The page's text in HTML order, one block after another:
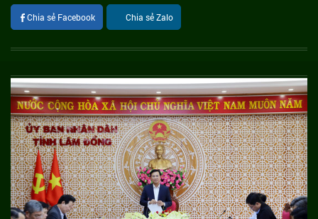
Chia sẻ Facebook Chia sẻ Zalo